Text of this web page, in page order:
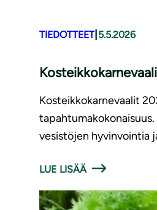
TIEDOTTEET| 5.5.2026
Kosteikkokarnevaalit
vesistöjen hyvinvointia
LUE LISÄÄ